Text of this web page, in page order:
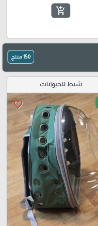
🎓
add_shopping_cart
150 منتج
شنط للحيوانات
favorite_border